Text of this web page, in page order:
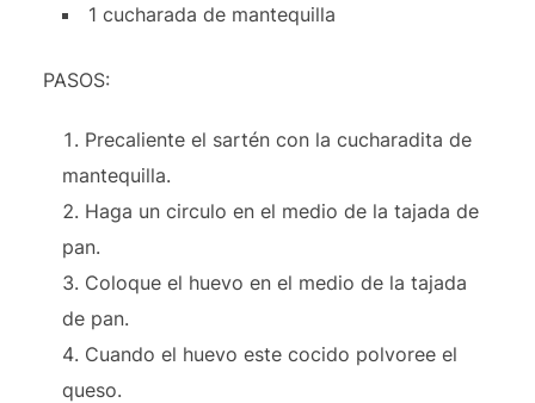
1 cucharada de mantequilla
PASOS:
Precaliente el sartén con la cucharadita de
mantequilla.
Haga un circulo en el medio de la tajada de
pan.
Coloque el huevo en el medio de la tajada
de pan.
Cuando el huevo este cocido polvoree el
queso.